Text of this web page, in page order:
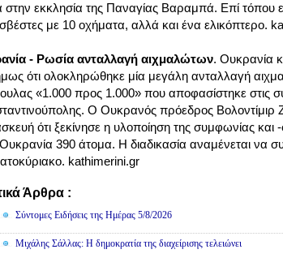
στην εκκλησία της Παναγίας Βαραμπά. Επί τόπου
με 10 οχήματα, αλλά και ένα ελικόπτερο.
- Ρωσία ανταλλαγή αιχμαλώτων. Ουκρανία
ότι ολοκληρώθηκε μία μεγάλη ανταλλαγή
«1.000 προς 1.000» που αποφασίστηκε στις
Ο Ουκρανός πρόεδρος Βολοντίμιρ
ότι ξεκίνησε η υλοποίηση της συμφωνίας
390 άτομα. Η διαδικασία αναμένεται να
kathimerini.gr
Άρθρα :
Σύντομες Ειδήσεις της Ημέρας 5/8/2026
Μιχάλης Σάλλας: Η δημοκρατία της διαχείρισης τελειώνει